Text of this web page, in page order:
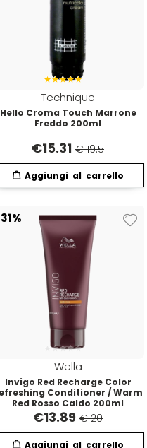
Colorpack
Comprof
Corioliss
Cosmethic
Edelstein
Eksperience
Elios
Estas
Technique
Hello Croma Touch Marrone
Freddo 200ml
€15.31 € 19.5
31%
Wella
Invigo Red Recharge Color
Conditioner / Warm
Red Rosso Caldo 200ml
€13.89 € 20